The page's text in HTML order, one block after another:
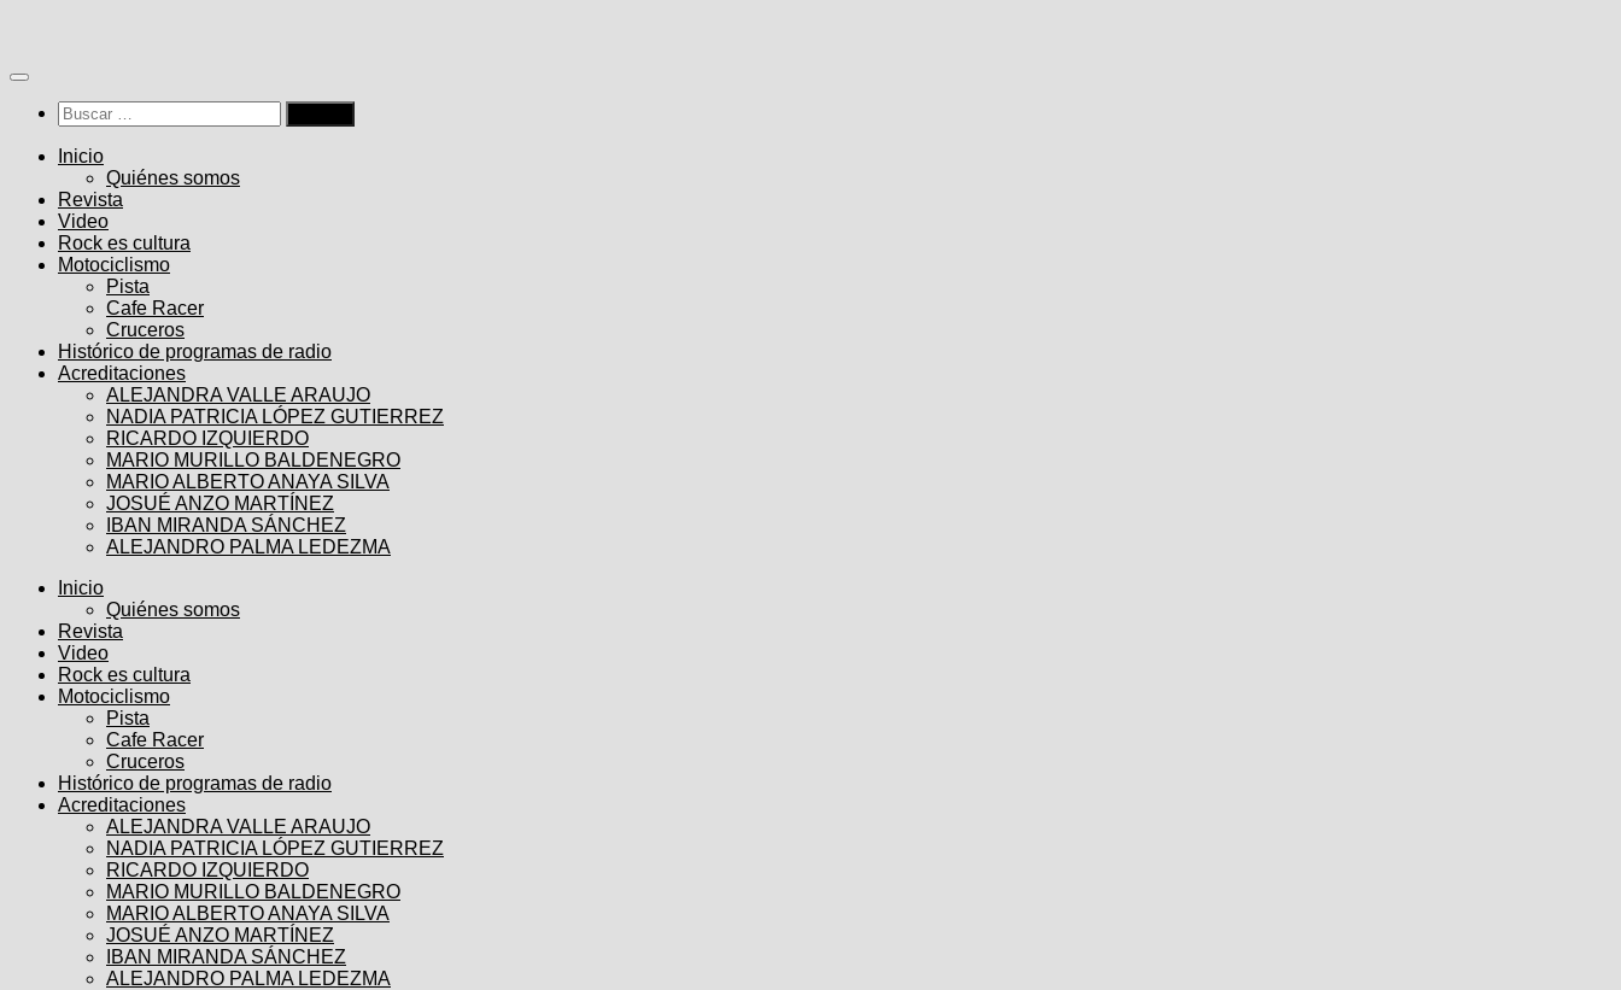
contenido
Buscar:
Inicio
Quiénes somos
Revista
Video
Rock es cultura
Motociclismo
Pista
Cafe Racer
Cruceros
Histórico de programas de radio
Acreditaciones
ALEJANDRA VALLE ARAUJO
NADIA PATRICIA LÓPEZ GUTIERREZ
RICARDO IZQUIERDO
MARIO MURILLO BALDENEGRO
MARIO ALBERTO ANAYA SILVA
JOSUÉ ANZO MARTÍNEZ
IBAN MIRANDA SÁNCHEZ
ALEJANDRO PALMA LEDEZMA
Inicio
Quiénes somos
Revista
Video
Rock es cultura
Motociclismo
Pista
Cafe Racer
Cruceros
Histórico de programas de radio
Acreditaciones
ALEJANDRA VALLE ARAUJO
NADIA PATRICIA LÓPEZ GUTIERREZ
RICARDO IZQUIERDO
MARIO MURILLO BALDENEGRO
MARIO ALBERTO ANAYA SILVA
JOSUÉ ANZO MARTÍNEZ
IBAN MIRANDA SÁNCHEZ
ALEJANDRO PALMA LEDEZMA